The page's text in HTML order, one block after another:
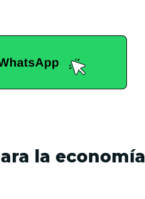
la economía